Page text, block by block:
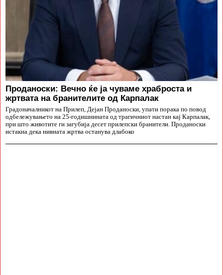
Проданоски: Вечно ќе ја чуваме храброста и
жртвата на бранителите од Карпалак
Градоначалникот на Прилеп, Дејан Проданоски, упати порака по повод
одбележувањето на 25-годишнината од трагичниот настан кај Карпалак,
при што животите ги загубија десет прилепски бранители. Проданоски
истакна дека нивната жртва останува длабоко